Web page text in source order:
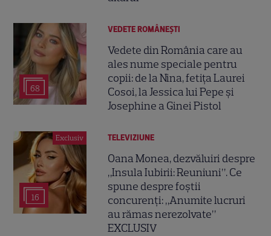
68
VEDETE ROMÂNEŞTI
Vedete din România care au
ales nume speciale pentru
copii: de la Nina, fetița Laurei
Cosoi, la Jessica lui Pepe și
Josephine a Ginei Pistol
Exclusiv
16
TELEVIZIUNE
Oana Monea, dezvăluiri despre
„Insula Iubirii: Reuniuni”. Ce
spune despre foștii
concurenți: „Anumite lucruri
au rămas nerezolvate”
EXCLUSIV